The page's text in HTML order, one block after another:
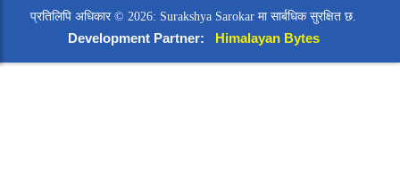
प्रतिलिपि अधिकार © 2026: Surakshya Sarokar मा सार्बधिक सुरक्षित छ.
Development Partner: Himalayan Bytes